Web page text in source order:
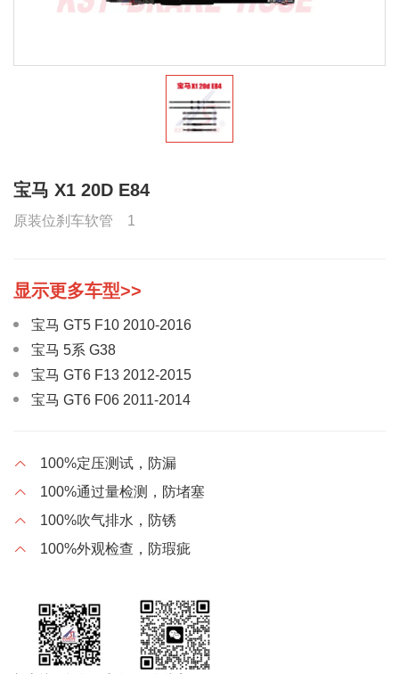
宝马 X1 20D E84
原装位刹车软管 1
宝马 GT5 F10 2010-2016
宝马 5系 G38
宝马 GT6 F13 2012-2015
宝马 GT6 F06 2011-2014
宝马 M3 2008-2013
宝马 M5 2000-2003
宝马 M5 2008-2010
宝马 X3 1.8D E83
宝马 X3 2.0D M47N2 E83
宝马 X3 2.0D N47 E83
宝马 X3 2.0I E83
100%定压测试，防漏
100%通过量检测，防堵塞
100%吹气排水，防锈
100%外观检查，防瑕疵